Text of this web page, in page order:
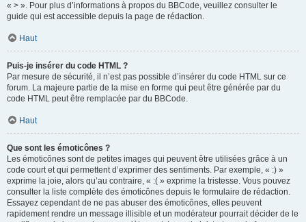
« > ». Pour plus d’informations à propos du BBCode, veuillez consulter le
guide qui est accessible depuis la page de rédaction.
Haut
Puis-je insérer du code HTML ?
Par mesure de sécurité, il n’est pas possible d’insérer du code HTML sur ce
forum. La majeure partie de la mise en forme qui peut être générée par du
code HTML peut être remplacée par du BBCode.
Haut
Que sont les émoticônes ?
Les émoticônes sont de petites images qui peuvent être utilisées grâce à un
code court et qui permettent d’exprimer des sentiments. Par exemple, « :) »
exprime la joie, alors qu’au contraire, « :( » exprime la tristesse. Vous pouvez
consulter la liste complète des émoticônes depuis le formulaire de rédaction.
Essayez cependant de ne pas abuser des émoticônes, elles peuvent
rapidement rendre un message illisible et un modérateur pourrait décider de le